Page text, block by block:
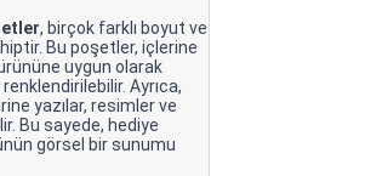
, birçok farklı boyut ve
Bu poşetler, içlerine
uygun olarak
Ayrıca,
yazılar, resimler ve
Bu sayede, hediye
görsel bir sunumu